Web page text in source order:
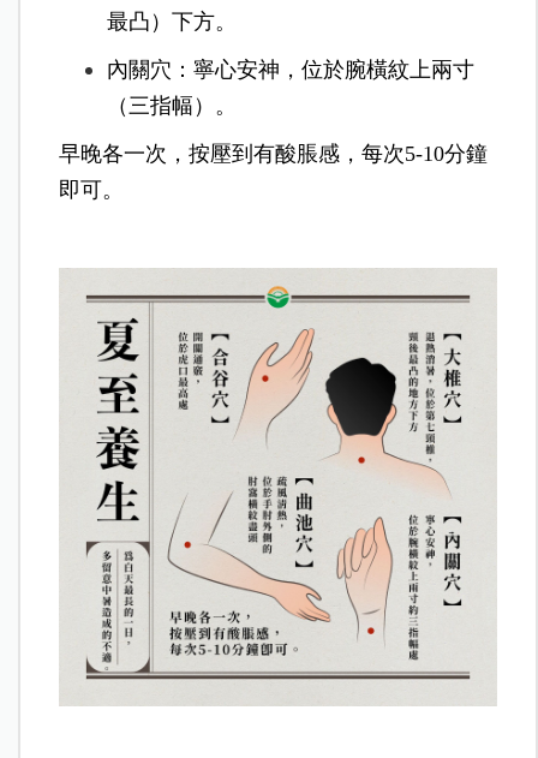
最凸）下方。
內關穴：寧心安神，位於腕橫紋上兩寸
（三指幅）。
早晚各一次，按壓到有酸脹感，每次5-10分鐘
即可。